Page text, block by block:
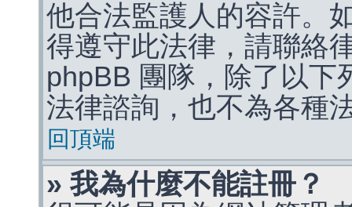
他合法監護人的容許。
得遵守此法律，請聯絡
phpBB 團隊，除了以下
法律諮詢，也不為各種
回頂端
» 我為什麼不能註冊？